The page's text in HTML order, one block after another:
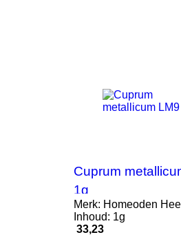
Cuprum
1g
Merk: Homeoden Heel
Inhoud: 1g
Prijs
33,23